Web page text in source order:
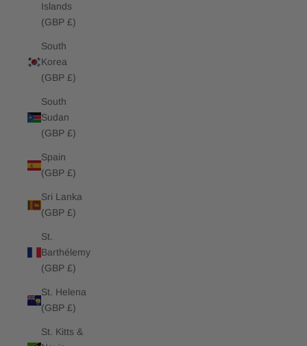
Islands
(GBP £)
South
Korea
(GBP £)
South
Sudan
(GBP £)
Spain
(GBP £)
Sri Lanka
(GBP £)
St.
Barthélemy
(GBP £)
St. Helena
(GBP £)
St. Kitts &